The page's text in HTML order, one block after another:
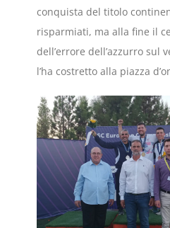
conquista del titolo
risparmiati, ma alla fine il
dell’errore dell’azzurro sul
l’ha costretto alla piazza